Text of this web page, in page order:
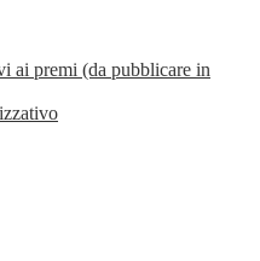
ai premi (da pubblicare in